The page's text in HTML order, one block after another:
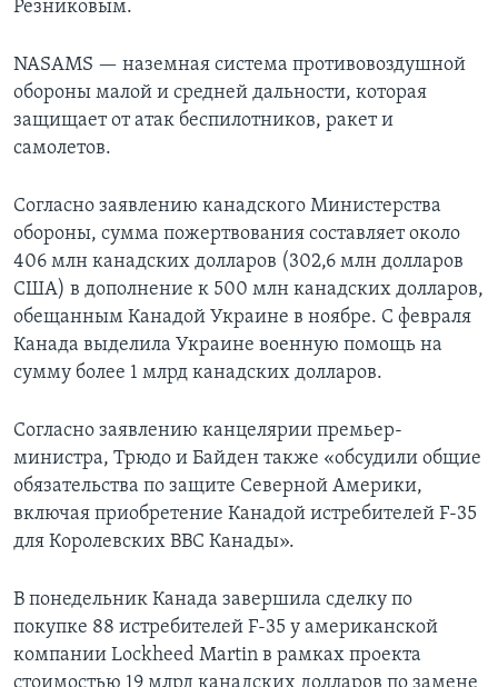
Резниковым.
NASAMS — наземная система противовоздушной
обороны малой и средней дальности, которая
защищает от атак беспилотников, ракет и
самолетов.
Согласно заявлению канадского Министерства
обороны, сумма пожертвования составляет около
406 млн канадских долларов (302,6 млн долларов
США) в дополнение к 500 млн канадских долларов,
обещанным Канадой Украине в ноябре. С февраля
Канада выделила Украине военную помощь на
сумму более 1 млрд канадских долларов.
Согласно заявлению канцелярии премьер-
министра, Трюдо и Байден также «обсудили общие
обязательства по защите Северной Америки,
включая приобретение Канадой истребителей F-35
для Королевских ВВС Канады».
В понедельник Канада завершила сделку по
покупке 88 истребителей F-35 у американской
компании Lockheed Martin в рамках проекта